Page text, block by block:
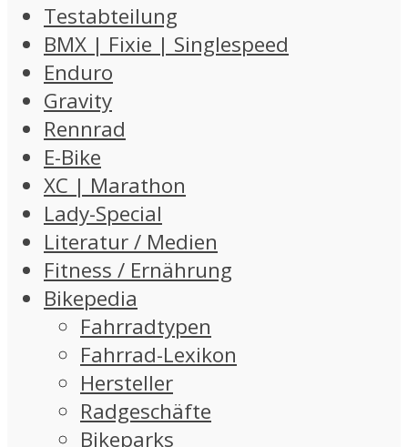
Testabteilung
BMX | Fixie | Singlespeed
Enduro
Gravity
Rennrad
E-Bike
XC | Marathon
Lady-Special
Literatur / Medien
Fitness / Ernährung
Bikepedia
Fahrradtypen
Fahrrad-Lexikon
Hersteller
Radgeschäfte
Bikeparks